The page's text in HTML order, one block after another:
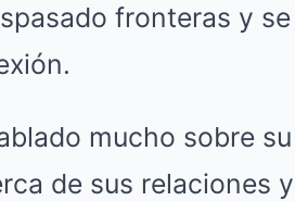
fronteras y
mucho sobre
de sus relaciones